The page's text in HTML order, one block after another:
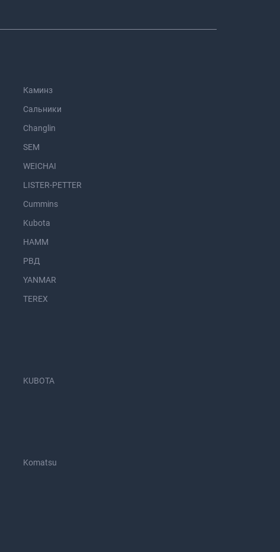
Каминз
Сальники
Changlin
SEM
WEICHAI
LISTER-PETTER
Cummins
Kubota
HAMM
РВД
YANMAR
TEREX
KUBOTA
Komatsu